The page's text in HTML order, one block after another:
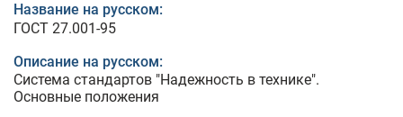
Название на русском:
ГОСТ 27.001-95
Описание на русском:
Система стандартов "Надежность в технике".
Основные положения